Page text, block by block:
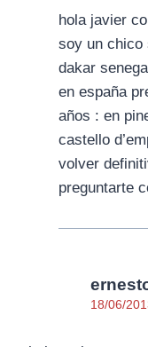
hola javier
soy un chico
dakar
en españa
años : en
castello
volver
preguntarte
18/06/